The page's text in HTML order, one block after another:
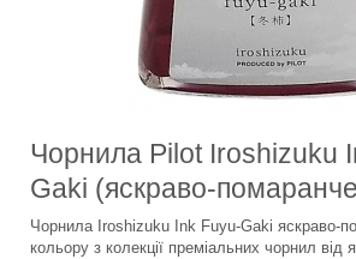
Чорнила Pilot Iroshizuku
Gaki (яскраво-
Чорнила Iroshizuku Ink Fuyu-Gaki яскраво-
кольору з колекції преміальних чорнил від